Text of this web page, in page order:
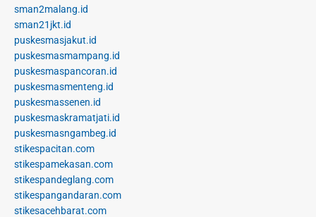
sman2malang.id
sman21jkt.id
puskesmasjakut.id
puskesmasmampang.id
puskesmaspancoran.id
puskesmasmenteng.id
puskesmassenen.id
puskesmaskramatjati.id
puskesmasngambeg.id
stikespacitan.com
stikespamekasan.com
stikespandeglang.com
stikespangandaran.com
stikesacehbarat.com